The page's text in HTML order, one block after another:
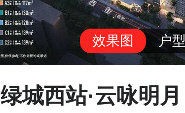
效果图 户型
绿城西站·云咏明月